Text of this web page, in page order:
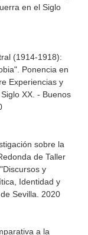
en el Siglo
(1914-1918):
Ponencia en
Experiencias y
XX. - Buenos
sobre la
de Taller
y
Identidad y
Sevilla. 2020
a la